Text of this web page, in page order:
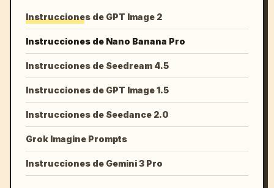
Instrucciones de GPT Image 2
Instrucciones de Nano Banana Pro
Instrucciones de Seedream 4.5
Instrucciones de GPT Image 1.5
Instrucciones de Seedance 2.0
Grok Imagine Prompts
Instrucciones de Gemini 3 Pro